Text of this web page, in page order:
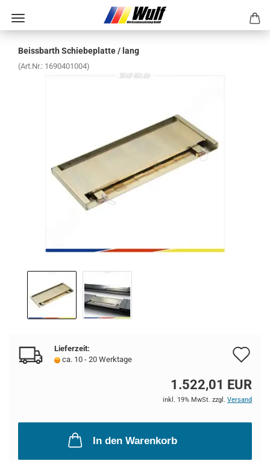
Beiss­barth Schie­be­plat­te / lang
(Art.Nr.: 1690401004)
Lieferzeit:
ca. 10 - 20 Werktage
1.522,01 EUR
inkl. 19% MwSt. zzgl. Versand
In den Warenkorb